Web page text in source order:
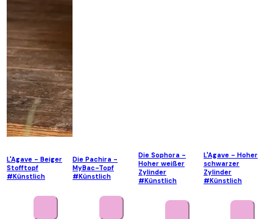
L'Agave - Beiger
Stofftopf
#Künstlich
Die Pachira -
MyBac-Topf
#Künstlich
Die Sophora -
Hoher weißer
Zylinder
#Künstlich
L'Agave - Hoher
schwarzer
Zylinder
#Künstlich